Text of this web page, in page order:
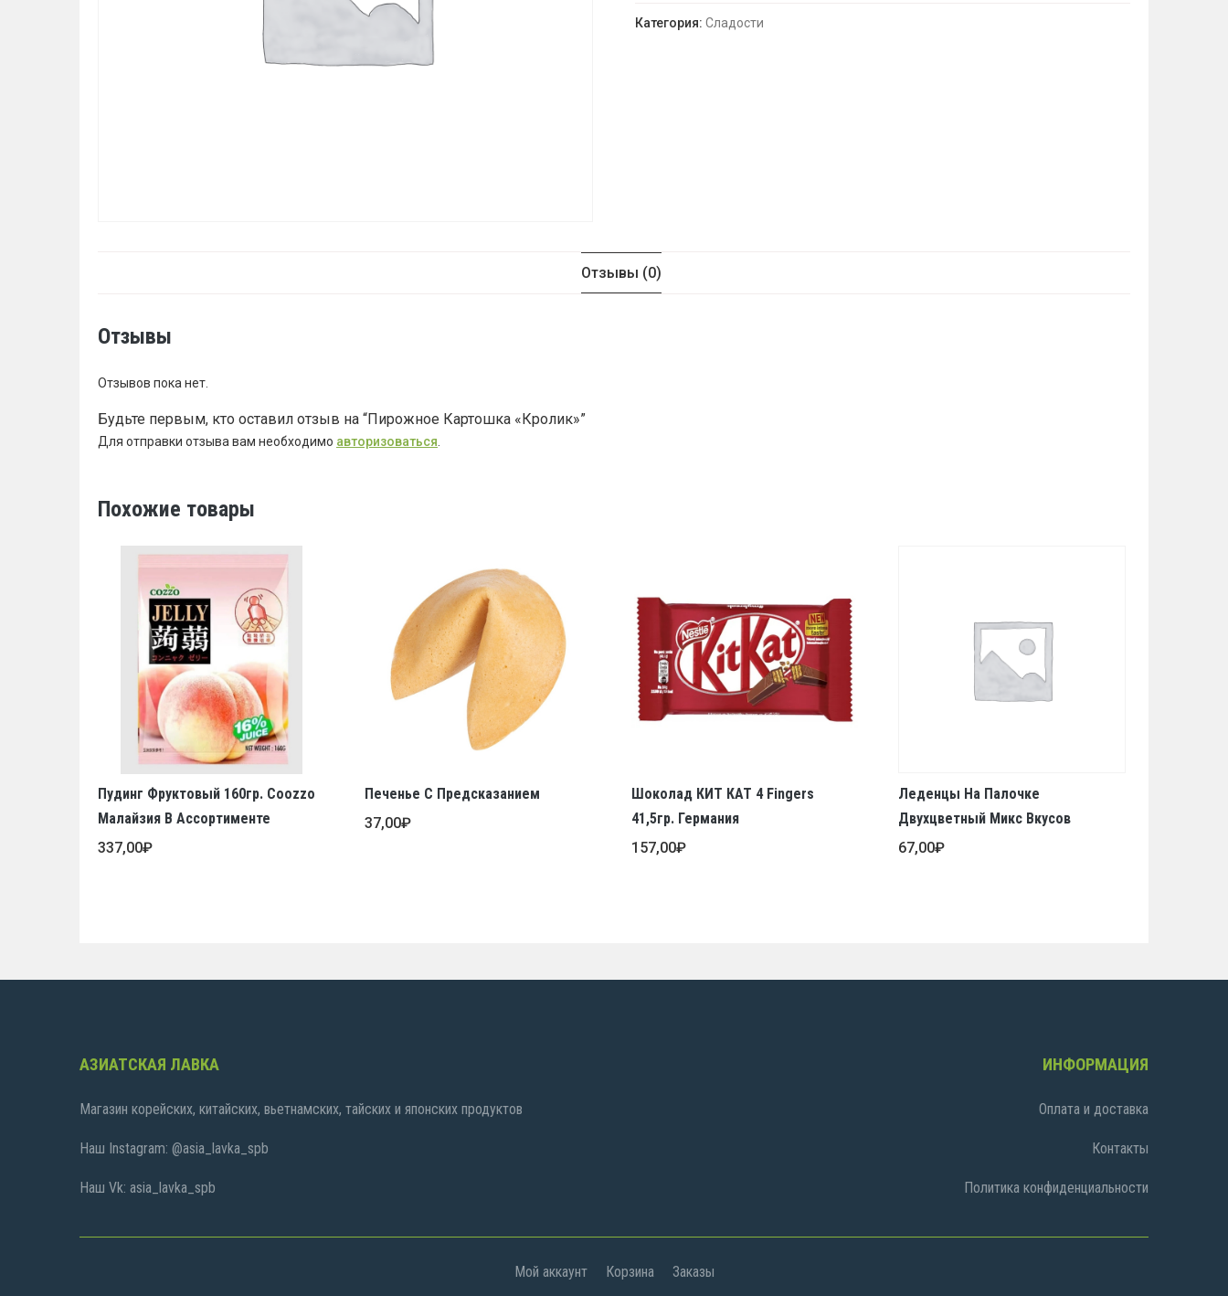
Категория: Сладости
Отзывы (0)
Отзывы
Отзывов пока нет.
Будьте первым, кто оставил отзыв на “Пирожное Картошка «Кролик»”
Для отправки отзыва вам необходимо авторизоваться
Похожие товары
Пудинг Фруктовый 160гр. Coozzo
Малайзия В Ассортименте
337,00₽
Печенье С Предсказанием
37,00₽
Шоколад КИТ КАТ 4 Fingers
41,5гр. Германия
157,00₽
Леденцы На Палочке
Двухцветный Микс Вкусов
67,00₽
АЗИАТСКАЯ ЛАВКА
Магазин корейских, китайских, вьетнамских, тайских и японских продуктов
Наш Instagram: @asia_lavka_spb
Наш Vk: asia_lavka_spb
ИНФОРМАЦИЯ
Оплата и доставка
Контакты
Политика конфиденциальности
Мой аккаунт Корзина Заказы